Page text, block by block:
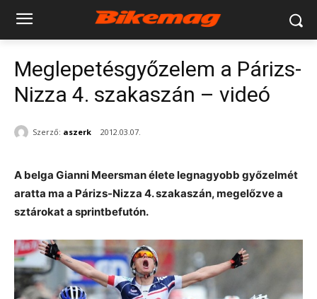
Meglepetésgyőzelem a Párizs-
Nizza 4. szakaszán – videó
Szerző: aszerk 2012.03.07.
A belga Gianni Meersman élete legnagyobb győzelmét
aratta ma a Párizs-Nizza 4. szakaszán, megelőzve a
sztárokat a sprintbefutón.